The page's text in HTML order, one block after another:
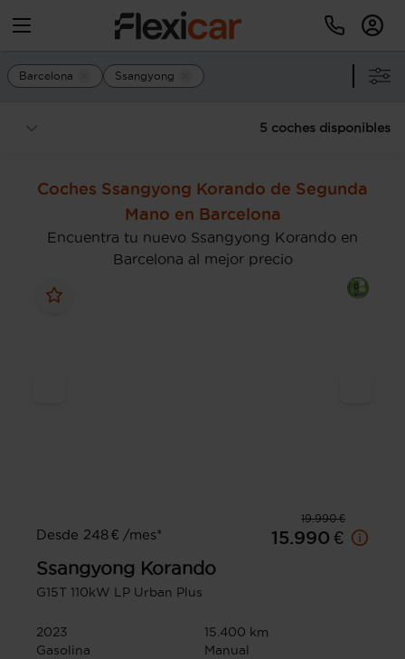
Barcelona Ssangyong
5 coches disponibles
Coches Ssangyong Korando de Segunda
Mano en Barcelona
Encuentra tu nuevo Ssangyong Korando en
Barcelona al mejor precio
19.990 €
Desde 248 € /mes*
15.990 €
Ssangyong Korando
G15T 110kW LP Urban Plus
2023
15.400 km
Gasolina
Manual